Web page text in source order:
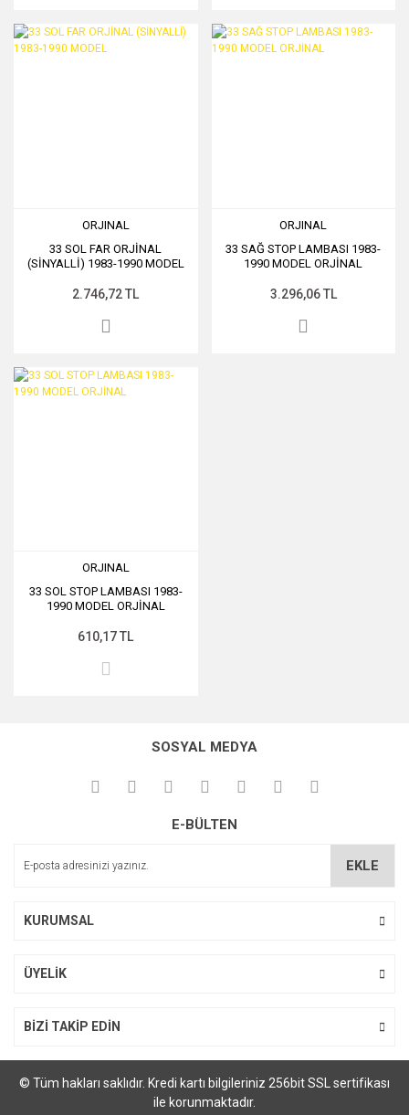
ORJINAL
33 SOL FAR ORJİNAL
(SİNYALLİ) 1983-1990 MODEL
2.746,72 TL
ORJINAL
33 SAĞ STOP LAMBASI 1983-
1990 MODEL ORJİNAL
3.296,06 TL
ORJINAL
33 SOL STOP LAMBASI 1983-
1990 MODEL ORJİNAL
610,17 TL
SOSYAL MEDYA
E-BÜLTEN
EKLE
KURUMSAL
ÜYELİK
BİZİ TAKİP EDİN
© Tüm hakları saklıdır. Kredi kartı bilgileriniz 256bit SSL sertifikası
ile korunmaktadır.